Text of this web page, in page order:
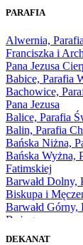
1966
1968
1969
1970
1971
1972
1973
1974
1975
1976
1977
1978
1979
1980
1981
1983
PARAFIA
Alwernia,
Franciszka i
Pana Jezusa
Babice, Parafia
Bachowice,
Pana Jezusa
Balice, Parafia
Balin, Parafia
Bańska Niżna,
Bańska Wyżna,
Fatimskiej
Barwałd Dolny,
Biskupa i
Barwałd Górny,
Bożego
DEKANAT